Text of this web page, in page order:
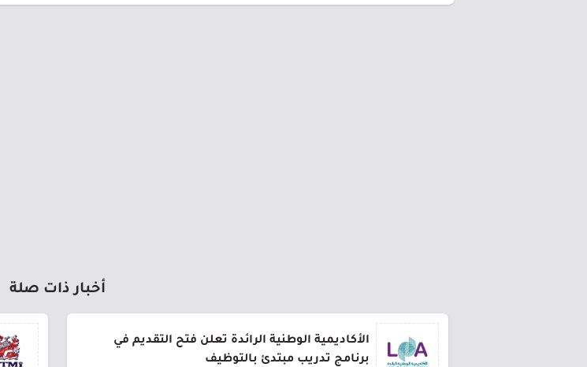
أخبار ذات صلة
الأكاديمية الوطنية الرائدة تعلن فتح التقديم في
برنامج تدريب مبتدئ بالتوظيف